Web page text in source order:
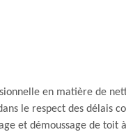
en matière de
le respect des délais
et démoussage de toit